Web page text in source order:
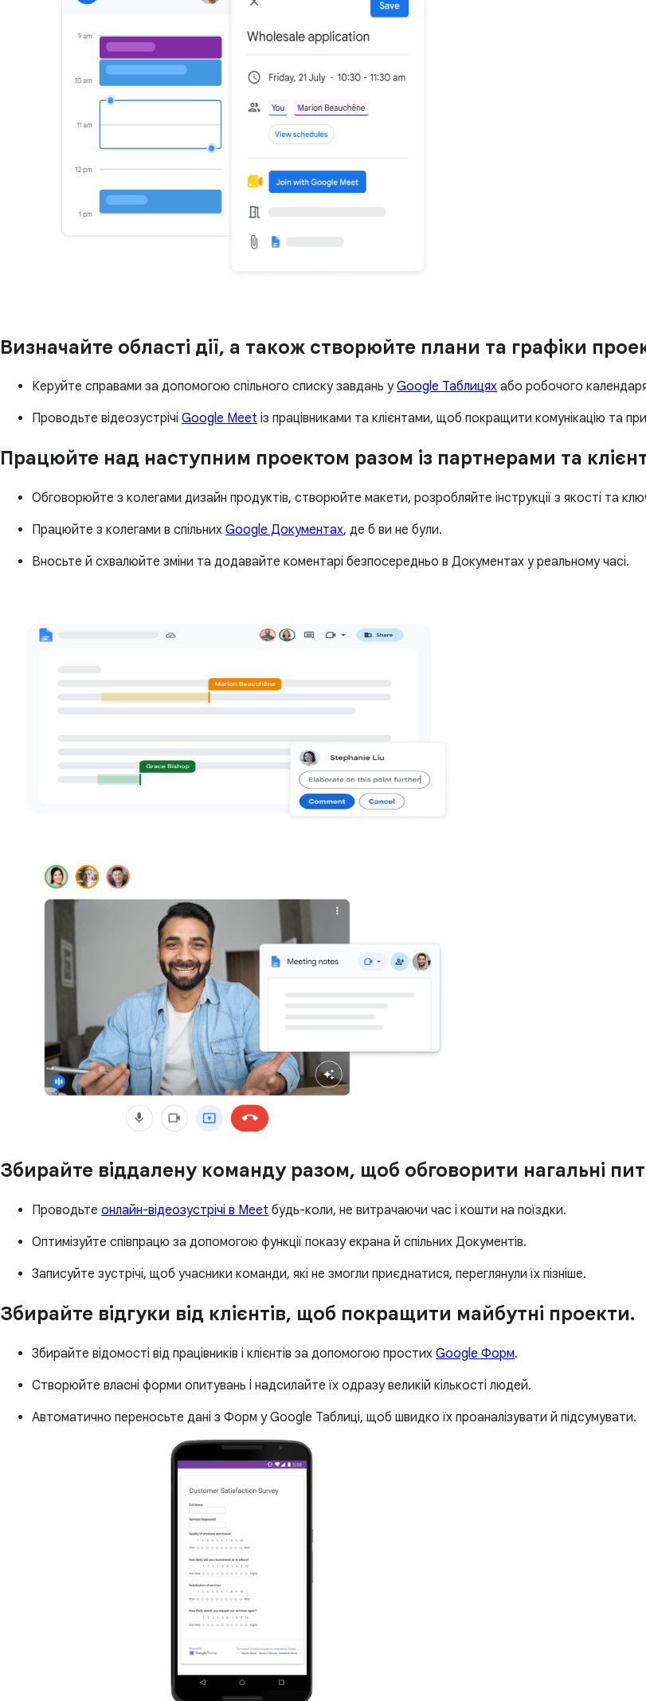
Визначайте області дії, а також створюйте плани та графіки
Керуйте справами за допомогою спільного списку завдань уGoogle Таблицях або робочого
Проводьте відеозустрічі Google Meet із працівниками та клієнтами, щоб покращити комунікацію та
Працюйте над наступним проектом разом із партнерами та
Обговорюйте з колегами дизайн продуктів, створюйте макети, розробляйте інструкції з якості та
Працюйте з колегами в спільних Google Документах, де б ви не були.
Вносьте й схвалюйте зміни та додавайте коментарі безпосередньо в Документах у реальному часі.
Збирайте віддалену команду разом, щоб обговорити нагальні
Проводьте онлайн-відеозустрічі в Meet будь-коли, не витрачаючи час і кошти на поїздки.
Оптимізуйте співпрацю за допомогою функції показу екрана й спільних Документів.
Записуйте зустрічі, щоб учасники команди, які не змогли приєднатися, переглянули їх пізніше.
Збирайте відгуки від клієнтів, щоб покращити майбутні проекти.
Збирайте відомості від працівників і клієнтів за допомогою простих Google Форм.
Створюйте власні форми опитувань і надсилайте їх одразу великій кількості людей.
Автоматично переносьте дані з Форм у Google Таблиці, щоб швидко їх проаналізувати й підсумувати.